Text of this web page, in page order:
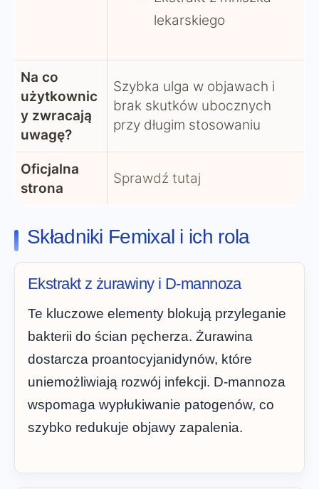
lekarskiego
Na co
użytkownic
y zwracają
uwagę?
Szybka ulga w objawach i
brak skutków ubocznych
przy długim stosowaniu
Oficjalna
strona
Sprawdź tutaj
Składniki Femixal i ich rola
Ekstrakt z żurawiny i D-mannoza
Te kluczowe elementy blokują przyleganie
bakterii do ścian pęcherza. Żurawina
dostarcza proantocyjanidynów, które
uniemożliwiają rozwój infekcji. D-mannoza
wspomaga wypłukiwanie patogenów, co
szybko redukuje objawy zapalenia.